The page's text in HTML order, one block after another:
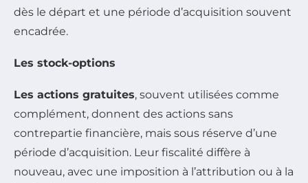
dès le départ et une période d’acquisition souvent
encadrée.
Les stock-options
Les actions gratuites, souvent utilisées comme
complément, donnent des actions sans
contrepartie financière, mais sous réserve d’une
période d’acquisition. Leur fiscalité diffère à
nouveau, avec une imposition à l’attribution ou à la